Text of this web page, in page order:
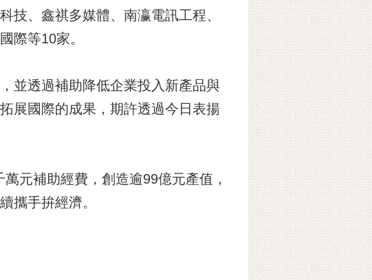
技、鑫祺多媒體、南瀛電訊工程、
際等10家。
並透過補助降低企業投入新產品與
展國際的成果，期許透過今日表揚
元補助經費，創造逾99億元產值，
攜手拚經濟。